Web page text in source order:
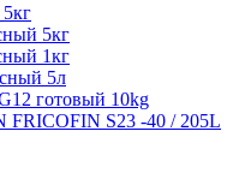
5кг
1кг
5л
готовый 10kg
S23 -40 / 205L